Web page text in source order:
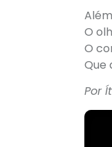
O
O
Que
Por